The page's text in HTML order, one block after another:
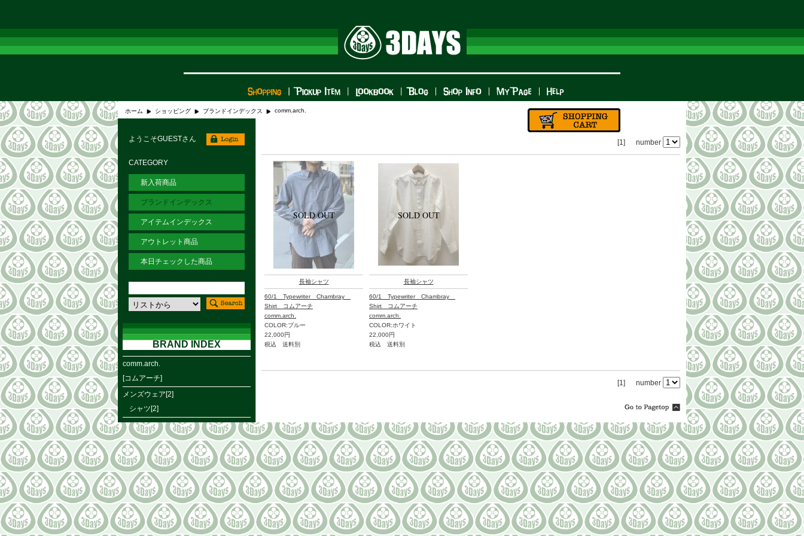
ホーム ショッピング ブランドインデックス comm.arch.
[1] number
長袖シャツ
60/1 Typewriter Chambray
Shirt コムアーチ
comm.arch.
COLOR:ブルー
22,000円
税込 送料別
長袖シャツ
60/1 Typewriter Chambray
Shirt コムアーチ
comm.arch.
COLOR:ホワイト
22,000円
税込 送料別
[1] number
ようこそGUESTさん
CATEGORY
新入荷商品
ブランドインデックス
アイテムインデックス
アウトレット商品
本日チェックした商品
BRAND INDEX
comm.arch.
[コムアーチ]
メンズウェア[2]
シャツ[2]